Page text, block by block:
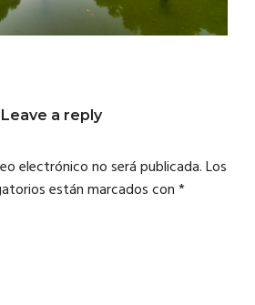
Leave a reply
electrónico no será publicada.Los
están marcados con*